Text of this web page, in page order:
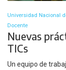
Universidad Nacional
Docente
Nuevas
TICs
Un equipo de